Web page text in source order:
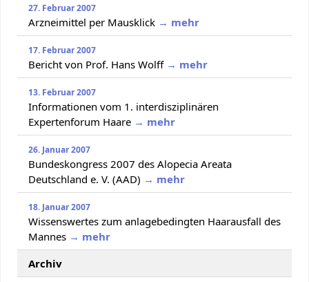
27. Februar 2007
Arzneimittel per Mausklick → mehr
17. Februar 2007
Bericht von Prof. Hans Wolff → mehr
13. Februar 2007
Informationen vom 1. interdisziplinären
Expertenforum Haare → mehr
26. Januar 2007
Bundeskongress 2007 des Alopecia Areata
Deutschland e. V. (AAD) → mehr
18. Januar 2007
Wissenswertes zum anlagebedingten Haarausfall des
Mannes → mehr
Archiv